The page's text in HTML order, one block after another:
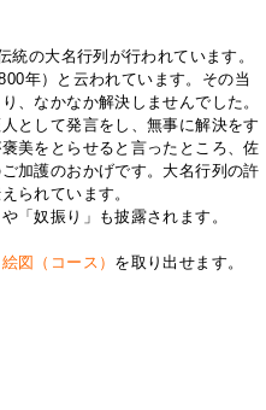
の大名行列が行われています。
年）と云われています。その当
、なかなか解決しませんでした。
として発言をし、無事に解決をす
美をとらせると言ったところ、佐
加護のおかげです。大名行列の許
られています。
「奴振り」も披露されます。
図（コース） を取り出せます。